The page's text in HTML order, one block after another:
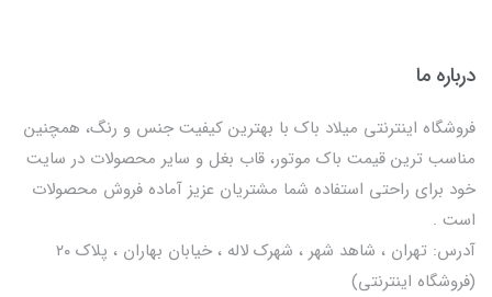
درباره ما
فروشگاه اینترنتی میلاد باک با بهترین کیفیت جنس و رنگ، همچنین
مناسب ترین قیمت باک موتور، قاب بغل و سایر محصولات در سایت
خود برای راحتی استفاده شما مشتریان عزیز آماده فروش محصولات
است .
آدرس: تهران ، شاهد شهر ، شهرک لاله ، خیابان بهاران ، پلاک ۲۰
(فروشگاه اینترنتی)